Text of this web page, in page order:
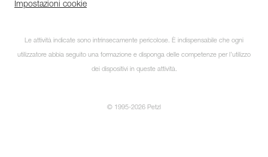
Impostazioni cookie
Le attività indicate sono intrinsecamente pericolose. È indispensabile che ogni
utilizzatore abbia seguito una formazione e disponga delle competenze per l’utilizzo
dei dispositivi in queste attività.
© 1995-2026 Petzl